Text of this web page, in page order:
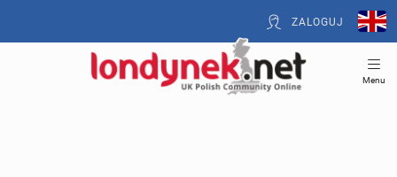
ZALOGUJ
Menu